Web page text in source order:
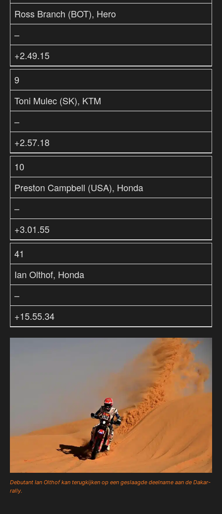
Ross Branch (BOT), Hero
–
+2.49.15
9
Toni Mulec (SK), KTM
–
+2.57.18
10
Preston Campbell (USA), Honda
–
+3.01.55
41
Ian Olthof, Honda
–
+15.55.34
Debutant Ian Olthof kan terugkijken op een geslaagde deelname aan de Dakar-
rally.